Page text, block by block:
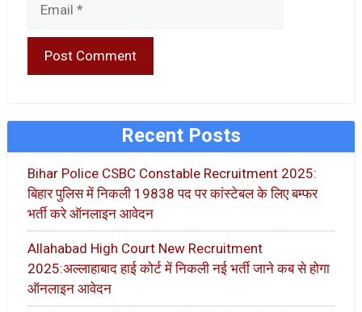
Recent Posts
Bihar Police CSBC Constable Recruitment 2025:
बिहार पुलिस में निकली 19838 पद पर कांस्टेबल के लिए बम्फर
भर्ती करे ऑनलाइन आवेदन
Allahabad High Court New Recruitment
2025:अल्लाहाबाद हाई कोर्ट में निकली नई भर्ती जाने कब से होगा
ऑनलाइन आवेदन